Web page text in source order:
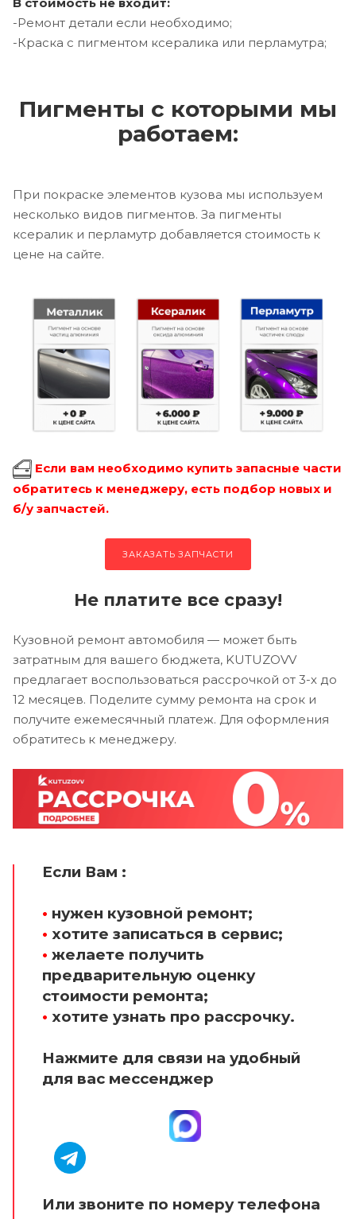
-Ремонт детали если необходимо;
-Краска с пигментом ксералика или перламутра;
Пигменты с которыми мы
работаем:
При покраске элементов кузова мы используем
несколько видов пигментов. За пигменты
ксералик и перламутр добавляется стоимость к
цене на сайте.
Если вам необходимо купить запасные части
обратитесь к менеджеру, есть подбор новых и
б/у запчастей.
ЗАКАЗАТЬ ЗАПЧАСТИ
Не платите все сразу!
Кузовной ремонт автомобиля — может быть
затратным для вашего бюджета, KUTUZOVV
предлагает воспользоваться рассрочкой от 3-х до
12 месяцев. Поделите сумму ремонта на срок и
получите ежемесячный платеж. Для оформления
обратитесь к менеджеру.
Если Вам :
• нужен кузовной ремонт;
• хотите записаться в сервис;
• желаете получить
предварительную оценку
стоимости ремонта;
• хотите узнать про рассрочку.
Нажмите для связи на удобный
для вас мессенджер
Или звоните по номеру телефона